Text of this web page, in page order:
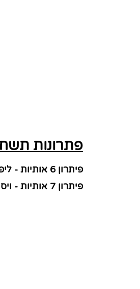
פתרונות
פיתרון 6 אותיות - ליפטון
פיתרון 7 אותיות - ויסוצקי